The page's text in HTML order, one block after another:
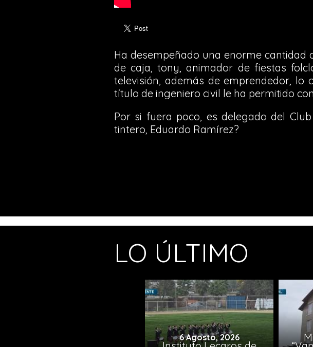
Ha desempeñado una enorme cantidad
de caja, tony, animador de fiestas
televisión, además de emprendedor, lo
título de ingeniero civil le ha permitido
Por si fuera poco, es delegado del
tintero, Eduardo Ramírez?
LO ÚLTIMO
6 Agosto, 2026